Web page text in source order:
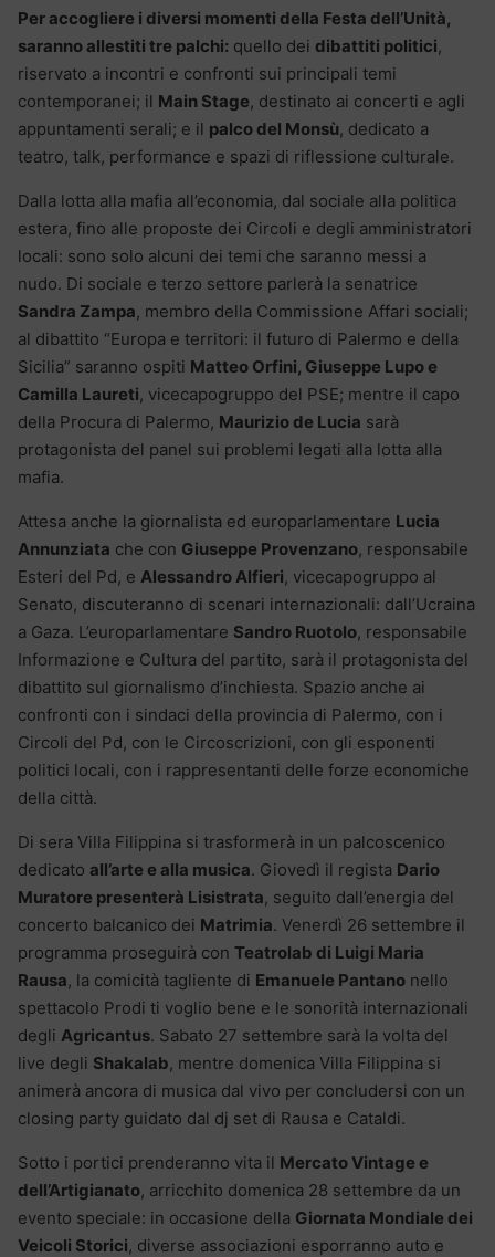
Per accogliere i diversi momenti della Festa dell’Unità,
saranno allestiti tre palchi: quello dei dibattiti politici,
riservato a incontri e confronti sui principali temi
contemporanei; il Main Stage, destinato ai concerti e agli
appuntamenti serali; e il palco del Monsù, dedicato a
teatro, talk, performance e spazi di riflessione culturale.
Dalla lotta alla mafia all’economia, dal sociale alla politica
estera, fino alle proposte dei Circoli e degli amministratori
locali: sono solo alcuni dei temi che saranno messi a
nudo. Di sociale e terzo settore parlerà la senatrice
Sandra Zampa, membro della Commissione Affari sociali;
al dibattito “Europa e territori: il futuro di Palermo e della
Sicilia” saranno ospiti Matteo Orfini, Giuseppe Lupo e
Camilla Laureti, vicecapogruppo del PSE; mentre il capo
della Procura di Palermo, Maurizio de Lucia sarà
protagonista del panel sui problemi legati alla lotta alla
mafia.
Attesa anche la giornalista ed europarlamentare Lucia
Annunziata che con Giuseppe Provenzano, responsabile
Esteri del Pd, e Alessandro Alfieri, vicecapogruppo al
Senato, discuteranno di scenari internazionali: dall’Ucraina
a Gaza. L’europarlamentare Sandro Ruotolo, responsabile
Informazione e Cultura del partito, sarà il protagonista del
dibattito sul giornalismo d’inchiesta. Spazio anche ai
confronti con i sindaci della provincia di Palermo, con i
Circoli del Pd, con le Circoscrizioni, con gli esponenti
politici locali, con i rappresentanti delle forze economiche
della città.
Di sera Villa Filippina si trasformerà in un palcoscenico
dedicato all’arte e alla musica. Giovedì il regista Dario
Muratore presenterà Lisistrata, seguito dall’energia del
concerto balcanico dei Matrimia. Venerdì 26 settembre il
programma proseguirà con Teatrolab di Luigi Maria
Rausa, la comicità tagliente di Emanuele Pantano nello
spettacolo Prodi ti voglio bene e le sonorità internazionali
degli Agricantus. Sabato 27 settembre sarà la volta del
live degli Shakalab, mentre domenica Villa Filippina si
animerà ancora di musica dal vivo per concludersi con un
closing party guidato dal dj set di Rausa e Cataldi.
Sotto i portici prenderanno vita il Mercato Vintage e
dellArtigianato, arricchito domenica 28 settembre da un
evento speciale: in occasione della Giornata Mondiale dei
Veicoli Storici, diverse associazioni esporranno auto e